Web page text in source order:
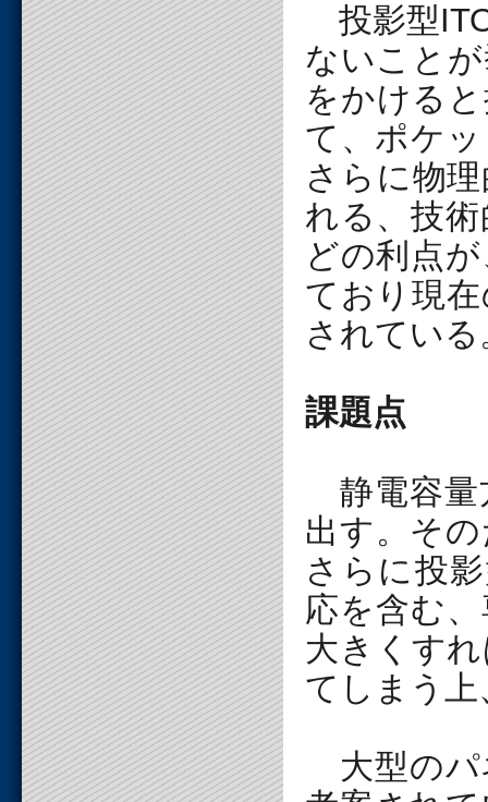
投影型
ないこと
をかける
て、ポケ
さらに物
れる、技
どの利点
ており現
されている
課題点
静電容量
出す。そ
さらに投
応を含む
大きくす
てしまう
大型のパ